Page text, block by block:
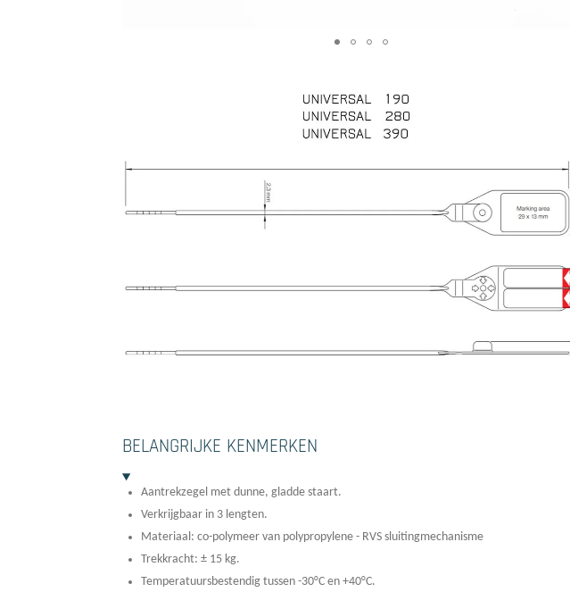
BELANGRIJKE KENMERKEN
Aantrekzegel met dunne, gladde staart.
Verkrijgbaar in 3 lengten.
Materiaal: co-polymeer van polypropylene - RVS sluitingmechanisme
Trekkracht: ± 15 kg.
Temperatuursbestendig tussen -30°C en +40°C.